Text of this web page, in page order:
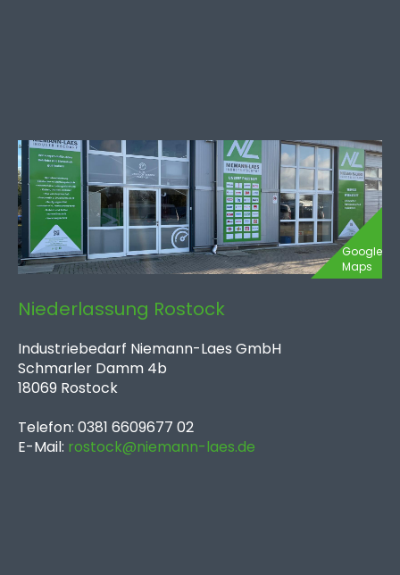
Google
Maps
Niederlassung Rostock
Industriebedarf Niemann-Laes GmbH
Schmarler Damm 4b
18069 Rostock
Telefon: 0381 6609677 02
E-Mail: rostock@niemann-laes.de